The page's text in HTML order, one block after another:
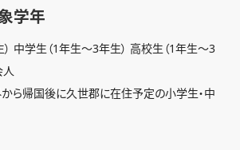
学年
中学生（1年生〜3年生） 高校生（1年生〜3
ら帰国後に久世郡に在住予定の小学生・中